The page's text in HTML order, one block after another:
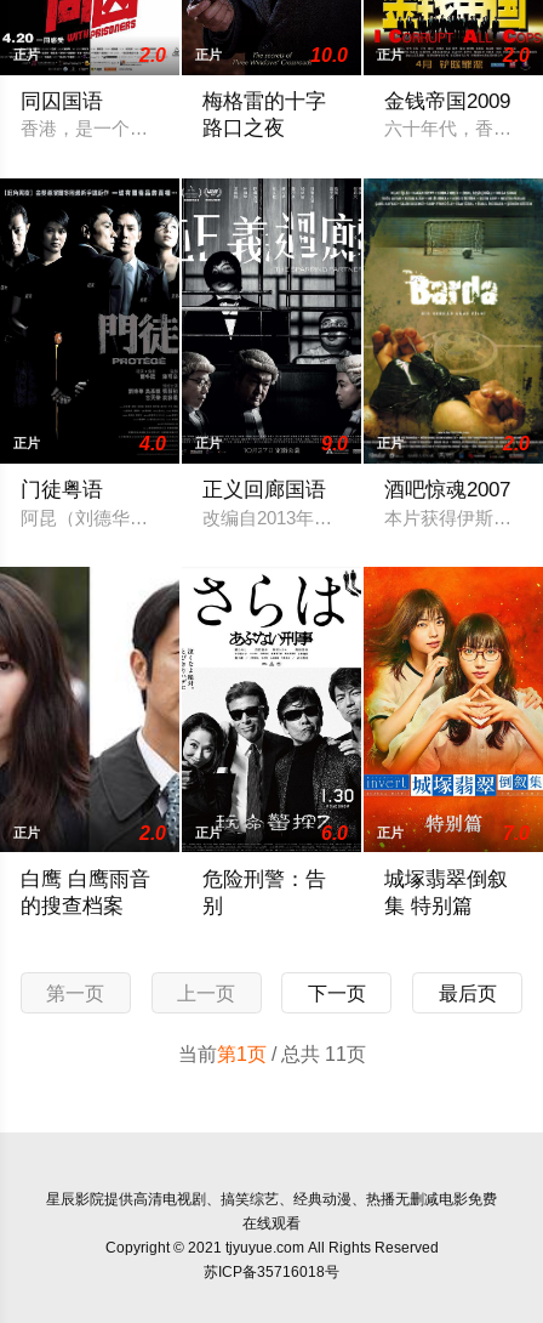
正片 2.0
同囚国语
香港，是一个文明、法治的社会，实在不应该存在一个不仁道
正片 10.0
梅格雷的十字
路口之夜
正片 2.0
金钱帝国2009
六十年代，香港警
正片 4.0
门徒粤语
阿昆（刘德华饰）长年垄断了海洛因市场，虽视追随8年多的阿
正片 9.0
正义回廊国语
改编自2013年一宗轰动全港的“逆子弑亲
正片 2.0
酒吧惊魂2007
本片获得伊斯坦堡
正片 2.0
白鹰 白鹰雨音
的搜查档案
正片 6.0
危险刑警：告
别
正片 7.0
城塚翡翠倒叙
集 特别篇
第一页 上一页 下一页 最后页
当前第1页/ 总共 11页
星辰影院提供高清电视剧、搞笑综艺、经典动漫、热播无删减电影免费
在线观看
Copyright © 2021 tjyuyue.com All Rights Reserved
苏ICP备35716018号